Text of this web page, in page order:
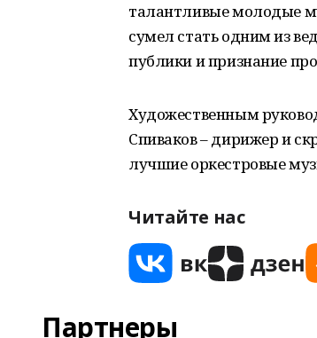
талантливые молодые
сумел стать одним из
публики и признание
Художественным
Спиваков – дирижер и
лучшие оркестровые
Читайте нас
Партнеры